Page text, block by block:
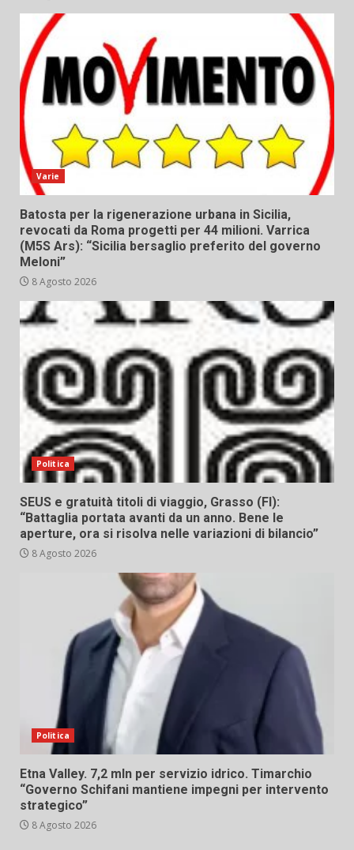
Varie
Batosta per la rigenerazione urbana in Sicilia,
revocati da Roma progetti per 44 milioni. Varrica
(M5S Ars): “Sicilia bersaglio preferito del governo
Meloni”
8 Agosto 2026
Politica
SEUS e gratuità titoli di viaggio, Grasso (FI):
“Battaglia portata avanti da un anno. Bene le
aperture, ora si risolva nelle variazioni di bilancio”
8 Agosto 2026
Politica
Etna Valley. 7,2 mln per servizio idrico. Timarchio
“Governo Schifani mantiene impegni per intervento
strategico”
8 Agosto 2026